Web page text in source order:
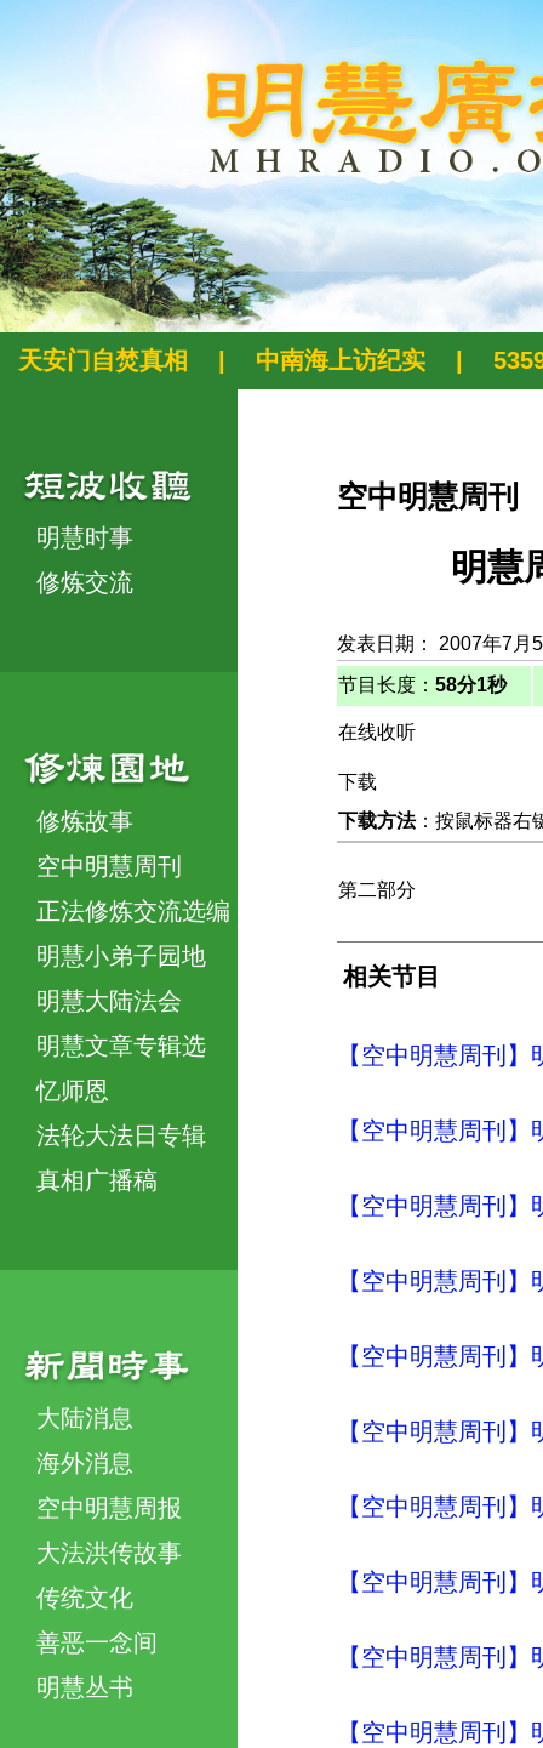
天安门自焚真相 中南海上访纪实
明慧时事
修炼交流
修炼故事
空中明慧周刊
正法修炼交流选编
明慧小弟子园地
明慧大陆法会
明慧文章专辑选
忆师恩
法轮大法日专辑
真相广播稿
大陆消息
海外消息
空中明慧周报
大法洪传故事
传统文化
善恶一念间
明慧丛书
空中明慧周刊
明慧
发表日期： 2007年7月
节目长度： 58分1秒
在线收听
下载
下载方法：按鼠标器右
第二部分
相关节目
【空中明慧周刊
【空中明慧周刊
【空中明慧周刊
【空中明慧周刊
【空中明慧周刊
【空中明慧周刊
【空中明慧周刊
【空中明慧周刊
【空中明慧周刊
【空中明慧周刊